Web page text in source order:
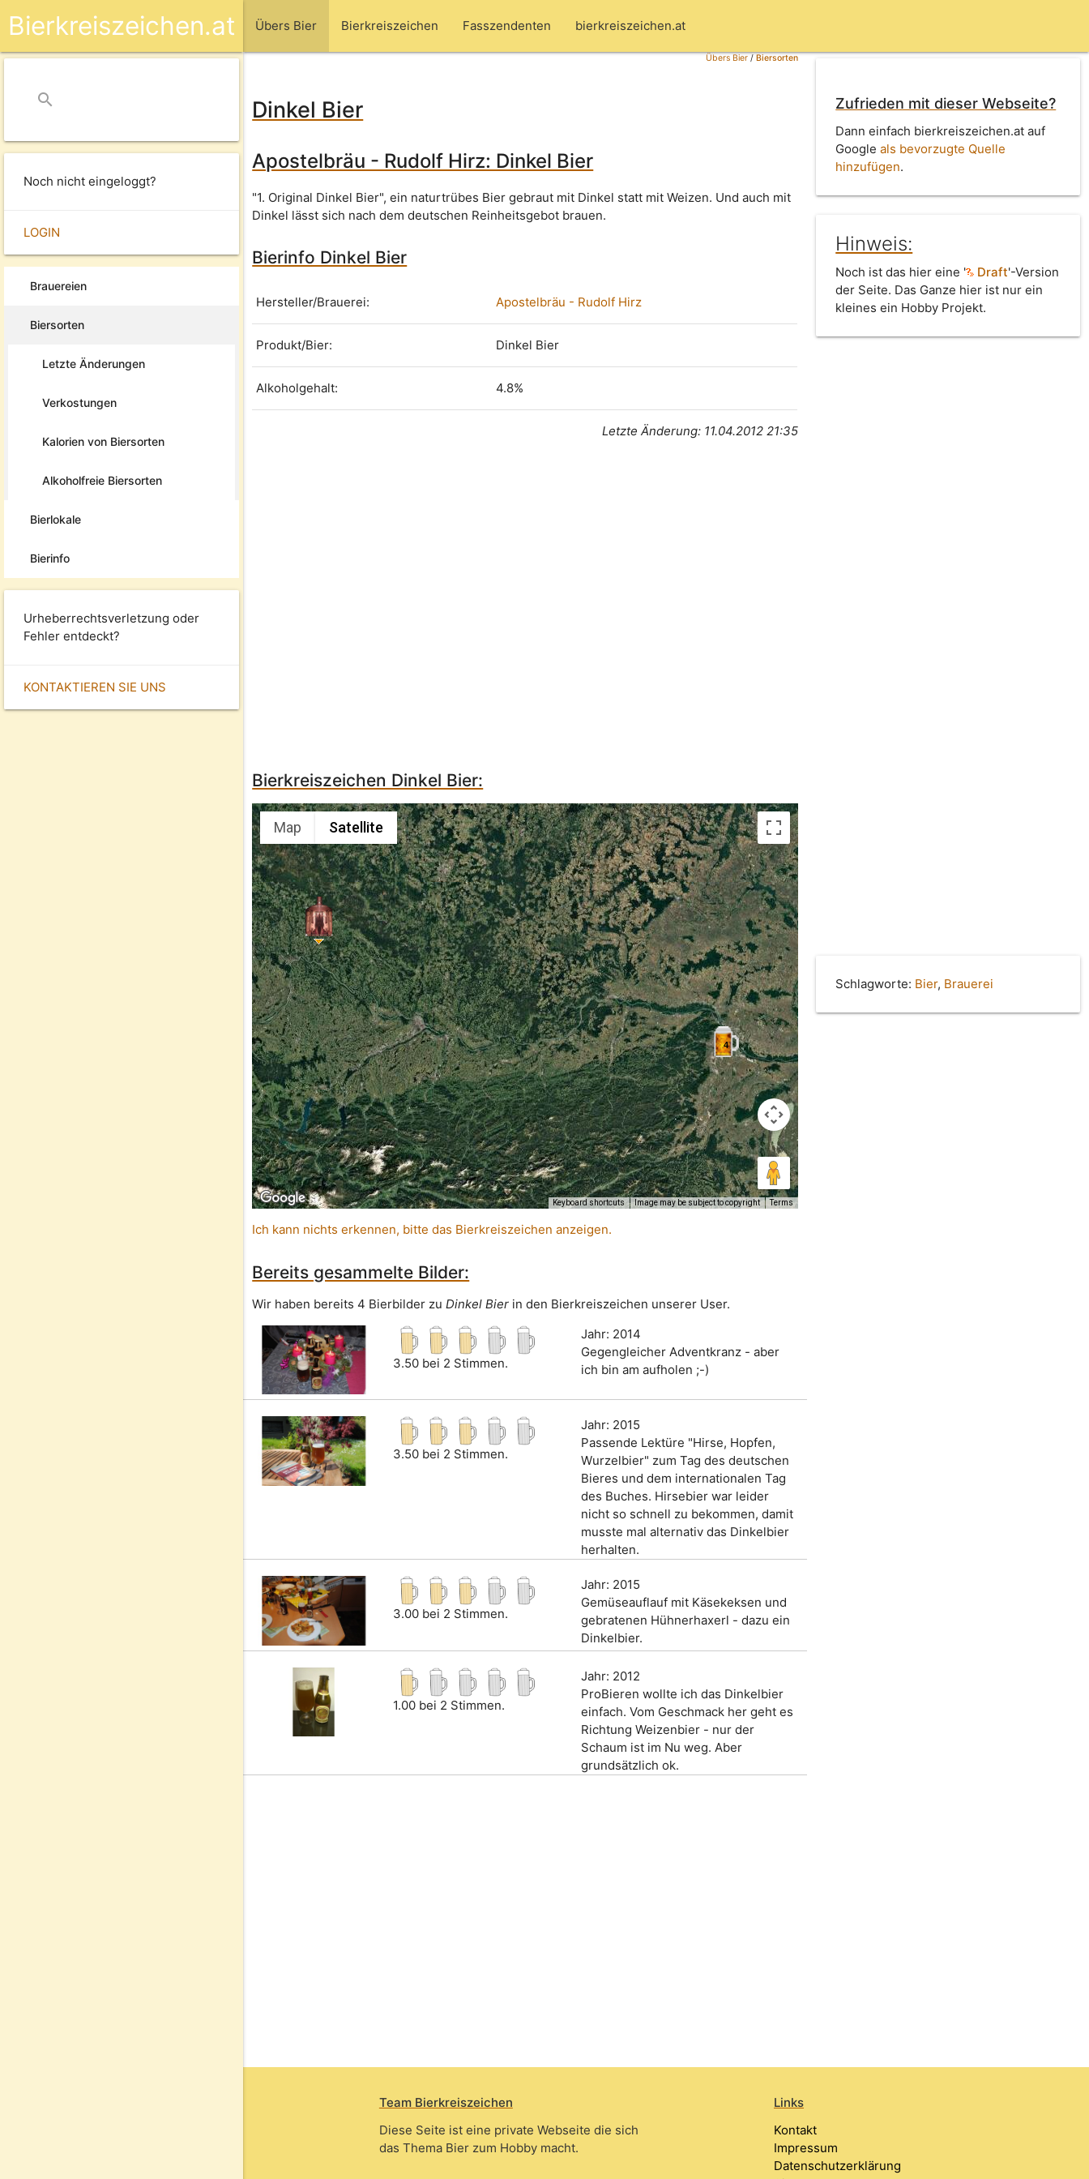
Übers Bier Bierkreiszeichen Fasszendenten bierkreiszeichen.at
Bierkreiszeichen.at
search
Noch nicht eingeloggt?
LOGIN
Brauereien
Biersorten
Letzte Änderungen
Verkostungen
Kalorien von Biersorten
Alkoholfreie Biersorten
Bierlokale
Bierinfo
Urheberrechtsverletzung oder
Fehler entdeckt?
KONTAKTIEREN SIE UNS
Übers Bier/Biersorten
Dinkel Bier
Apostelbräu - Rudolf Hirz: Dinkel Bier
"1. Original Dinkel Bier", ein naturtrübes Bier gebraut mit Dinkel statt mit Weizen. Und auch mit
Dinkel lässt sich nach dem deutschen Reinheitsgebot brauen.
Bierinfo Dinkel Bier
Hersteller/Brauerei: Apostelbräu - Rudolf Hirz
Produkt/Bier: Dinkel Bier
Alkoholgehalt: 4.8%
Letzte Änderung: 11.04.2012 21:35
Zufrieden mit dieser Webseite?
Dann einfach bierkreiszeichen.at auf
Googleals bevorzugte Quelle
hinzufügen.
Hinweis:
Noch ist das hier eine ' Draft'-Version
der Seite. Das Ganze hier ist nur ein
kleines ein Hobby Projekt.
Bierkreiszeichen Dinkel Bier:
4
Map Satellite
Keyboard shortcuts Image may be subject to copyright Terms
Ich kann nichts erkennen, bitte das Bierkreiszeichen anzeigen.
Bereits gesammelte Bilder:
Wir haben bereits 4 Bierbilder zuDinkel Bier in den Bierkreiszeichen unserer User.
3.50 bei 2 Stimmen.
Jahr: 2014
Gegengleicher Adventkranz - aber
ich bin am aufholen ;-)
3.50 bei 2 Stimmen.
Jahr: 2015
Passende Lektüre "Hirse, Hopfen,
Wurzelbier" zum Tag des deutschen
Bieres und dem internationalen Tag
des Buches. Hirsebier war leider
nicht so schnell zu bekommen, damit
musste mal alternativ das Dinkelbier
herhalten.
3.00 bei 2 Stimmen.
Jahr: 2015
Gemüseauflauf mit Käsekeksen und
gebratenen Hühnerhaxerl - dazu ein
Dinkelbier.
1.00 bei 2 Stimmen.
Jahr: 2012
ProBieren wollte ich das Dinkelbier
einfach. Vom Geschmack her geht es
Richtung Weizenbier - nur der
Schaum ist im Nu weg. Aber
grundsätzlich ok.
Schlagworte: Bier, Brauerei
Team Bierkreiszeichen
Diese Seite ist eine private Webseite die sich
das Thema Bier zum Hobby macht.
Links
Kontakt
Impressum
Datenschutzerklärung